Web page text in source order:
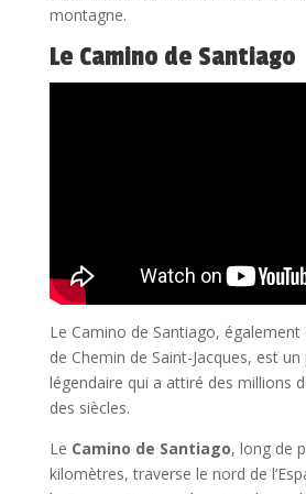
montagne.
Le Camino de Santiago
Le Camino de Santiago,
de Chemin de Saint-Jacques, est un
légendaire qui a attiré des millions
des siècles.
Le Camino de Santiago, long de
kilomètres, traverse le nord de